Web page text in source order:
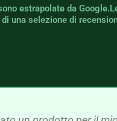
estrapolate da
una selezione di